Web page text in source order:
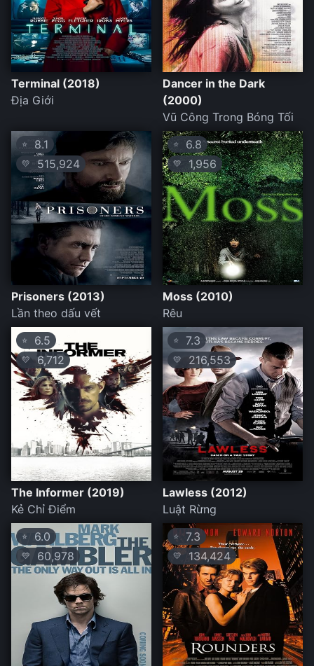
Terminal (2018)
Địa Giới
Dancer in the Dark
(2000)
Vũ Công Trong Bóng Tối
⭐ 8.1
💛 515,924
Prisoners (2013)
Lần theo dấu vết
⭐ 6.8
💛 1,956
Moss (2010)
Rêu
⭐ 6.5
💛6,712
The Informer (2019)
Kẻ Chỉ Điểm
⭐ 7.3
💛 216,553
Lawless (2012)
Luật Rừng
⭐ 6.0
💛 60,978
⭐ 7.3
💛 134,424